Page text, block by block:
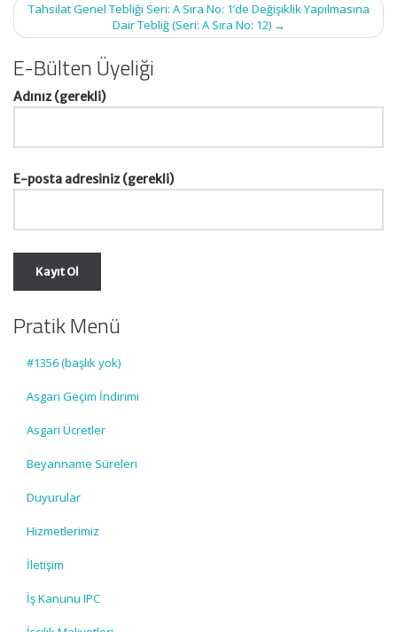
Tahsilat Genel Tebliği Seri: A Sıra No: 1’de Değişiklik Yapılmasına
Dair Tebliğ (Seri: A Sıra No: 12) →
E-Bülten Üyeliği
Adınız (gerekli)
E-posta adresiniz (gerekli)
Pratik Menü
#1356 (başlık yok)
Asgari Geçim İndirimi
Asgari Ücretler
Beyanname Süreleri
Duyurular
Hizmetlerimiz
İletişim
İş Kanunu IPC